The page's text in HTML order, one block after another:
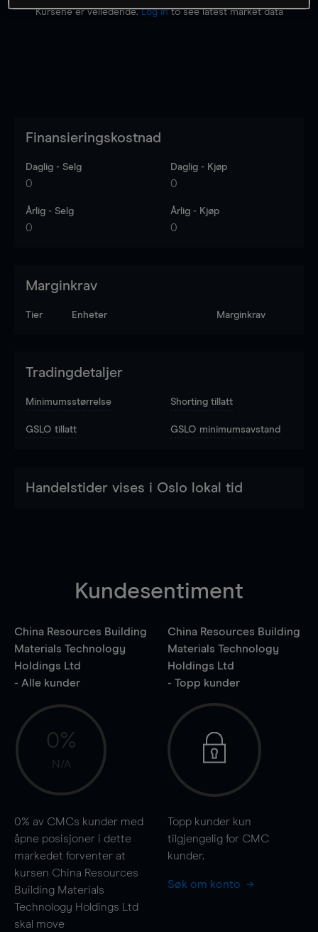
Kursene er veiledende.Log into see latest market data
Finansieringskostnad
Daglig - Selg
0
Daglig - Kjøp
0
Årlig - Selg
0
Årlig - Kjøp
0
Marginkrav
Tier Enheter Marginkrav
Tradingdetaljer
Minimumsstørrelse Shorting tillatt
GSLO tillatt GSLO minimumsavstand
Handelstider vises i Oslo lokal tid
Kundesentiment
China Resources Building
Materials Technology
Holdings Ltd
- Alle kunder
0%
N/A
0% av CMCs kunder med
åpne posisjoner i dette
markedet forventer at
kursen China Resources
Building Materials
Technology Holdings Ltd
skal move
China Resources Building
Materials Technology
Holdings Ltd
- Topp kunder
Topp kunder kun
tilgjengelig for CMC
kunder.
Søk om konto